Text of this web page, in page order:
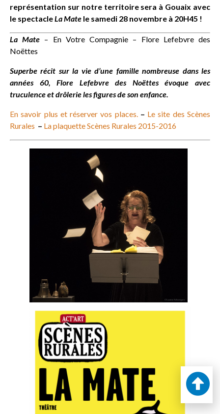
représentation sur notre territoire sera à Gouaix avec
le spectacleLa Mate le samedi 28 novembre à 20H45 !
La Mate – En Votre Compagnie – Flore Lefebvre des
Noëttes
Superbe récit sur la vie d’une famille nombreuse dans les
années 60, Flore Lefebvre des Noëttes évoque avec
truculence et drôlerie les figures de son enfance.
En savoir plus et réserver vos places.– Le site des Scènes
Rurales – La plaquette Scènes Rurales 2015-2016